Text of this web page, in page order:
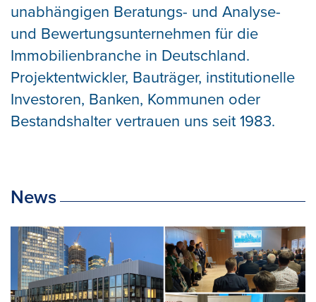
unabhängigen Beratungs- und Analyse-
und Bewertungsunternehmen für die
Immobilienbranche in Deutschland.
Projektentwickler, Bauträger, institutionelle
Investoren, Banken, Kommunen oder
Bestandshalter vertrauen uns seit 1983.
News